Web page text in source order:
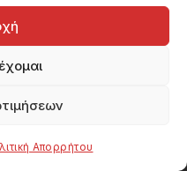
Απορρήτου